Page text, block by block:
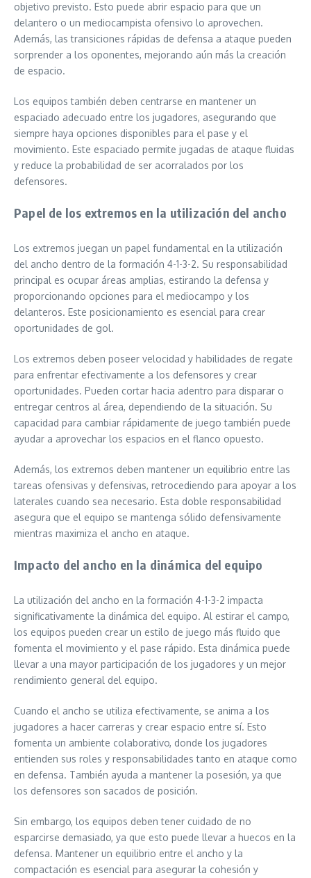
objetivo previsto. Esto puede abrir espacio para que un
delantero o un mediocampista ofensivo lo aprovechen.
Además, las transiciones rápidas de defensa a ataque pueden
sorprender a los oponentes, mejorando aún más la creación
de espacio.
Los equipos también deben centrarse en mantener un
espaciado adecuado entre los jugadores, asegurando que
siempre haya opciones disponibles para el pase y el
movimiento. Este espaciado permite jugadas de ataque fluidas
y reduce la probabilidad de ser acorralados por los
defensores.
Papel de los extremos en la utilización del ancho
Los extremos juegan un papel fundamental en la utilización
del ancho dentro de la formación 4-1-3-2. Su responsabilidad
principal es ocupar áreas amplias, estirando la defensa y
proporcionando opciones para el mediocampo y los
delanteros. Este posicionamiento es esencial para crear
oportunidades de gol.
Los extremos deben poseer velocidad y habilidades de regate
para enfrentar efectivamente a los defensores y crear
oportunidades. Pueden cortar hacia adentro para disparar o
entregar centros al área, dependiendo de la situación. Su
capacidad para cambiar rápidamente de juego también puede
ayudar a aprovechar los espacios en el flanco opuesto.
Además, los extremos deben mantener un equilibrio entre las
tareas ofensivas y defensivas, retrocediendo para apoyar a los
laterales cuando sea necesario. Esta doble responsabilidad
asegura que el equipo se mantenga sólido defensivamente
mientras maximiza el ancho en ataque.
Impacto del ancho en la dinámica del equipo
La utilización del ancho en la formación 4-1-3-2 impacta
significativamente la dinámica del equipo. Al estirar el campo,
los equipos pueden crear un estilo de juego más fluido que
fomenta el movimiento y el pase rápido. Esta dinámica puede
llevar a una mayor participación de los jugadores y un mejor
rendimiento general del equipo.
Cuando el ancho se utiliza efectivamente, se anima a los
jugadores a hacer carreras y crear espacio entre sí. Esto
fomenta un ambiente colaborativo, donde los jugadores
entienden sus roles y responsabilidades tanto en ataque como
en defensa. También ayuda a mantener la posesión, ya que
los defensores son sacados de posición.
Sin embargo, los equipos deben tener cuidado de no
esparcirse demasiado, ya que esto puede llevar a huecos en la
defensa. Mantener un equilibrio entre el ancho y la
compactación es esencial para asegurar la cohesión y